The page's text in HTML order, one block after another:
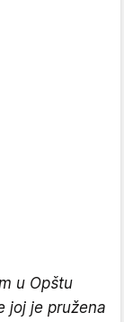
u Opštu
joj je pružena